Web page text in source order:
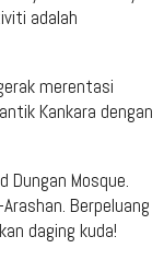
adalah
merentasi
Kankara dengan
Dungan Mosque.
Berpeluang
daging kuda!